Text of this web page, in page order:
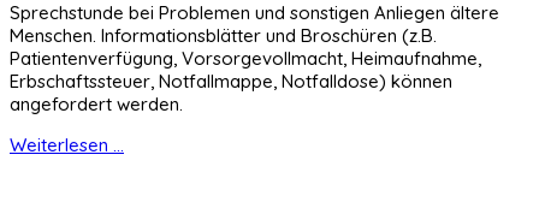
Sprechstunde bei Problemen und sonstigen Anliegen ältere
Menschen. Informationsblätter und Broschüren (z.B.
Patientenverfügung, Vorsorgevollmacht, Heimaufnahme,
Erbschaftssteuer, Notfallmappe, Notfalldose) können
angefordert werden.
Weiterlesen ...